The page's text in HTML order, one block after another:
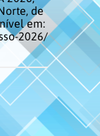
de
em:
2026/